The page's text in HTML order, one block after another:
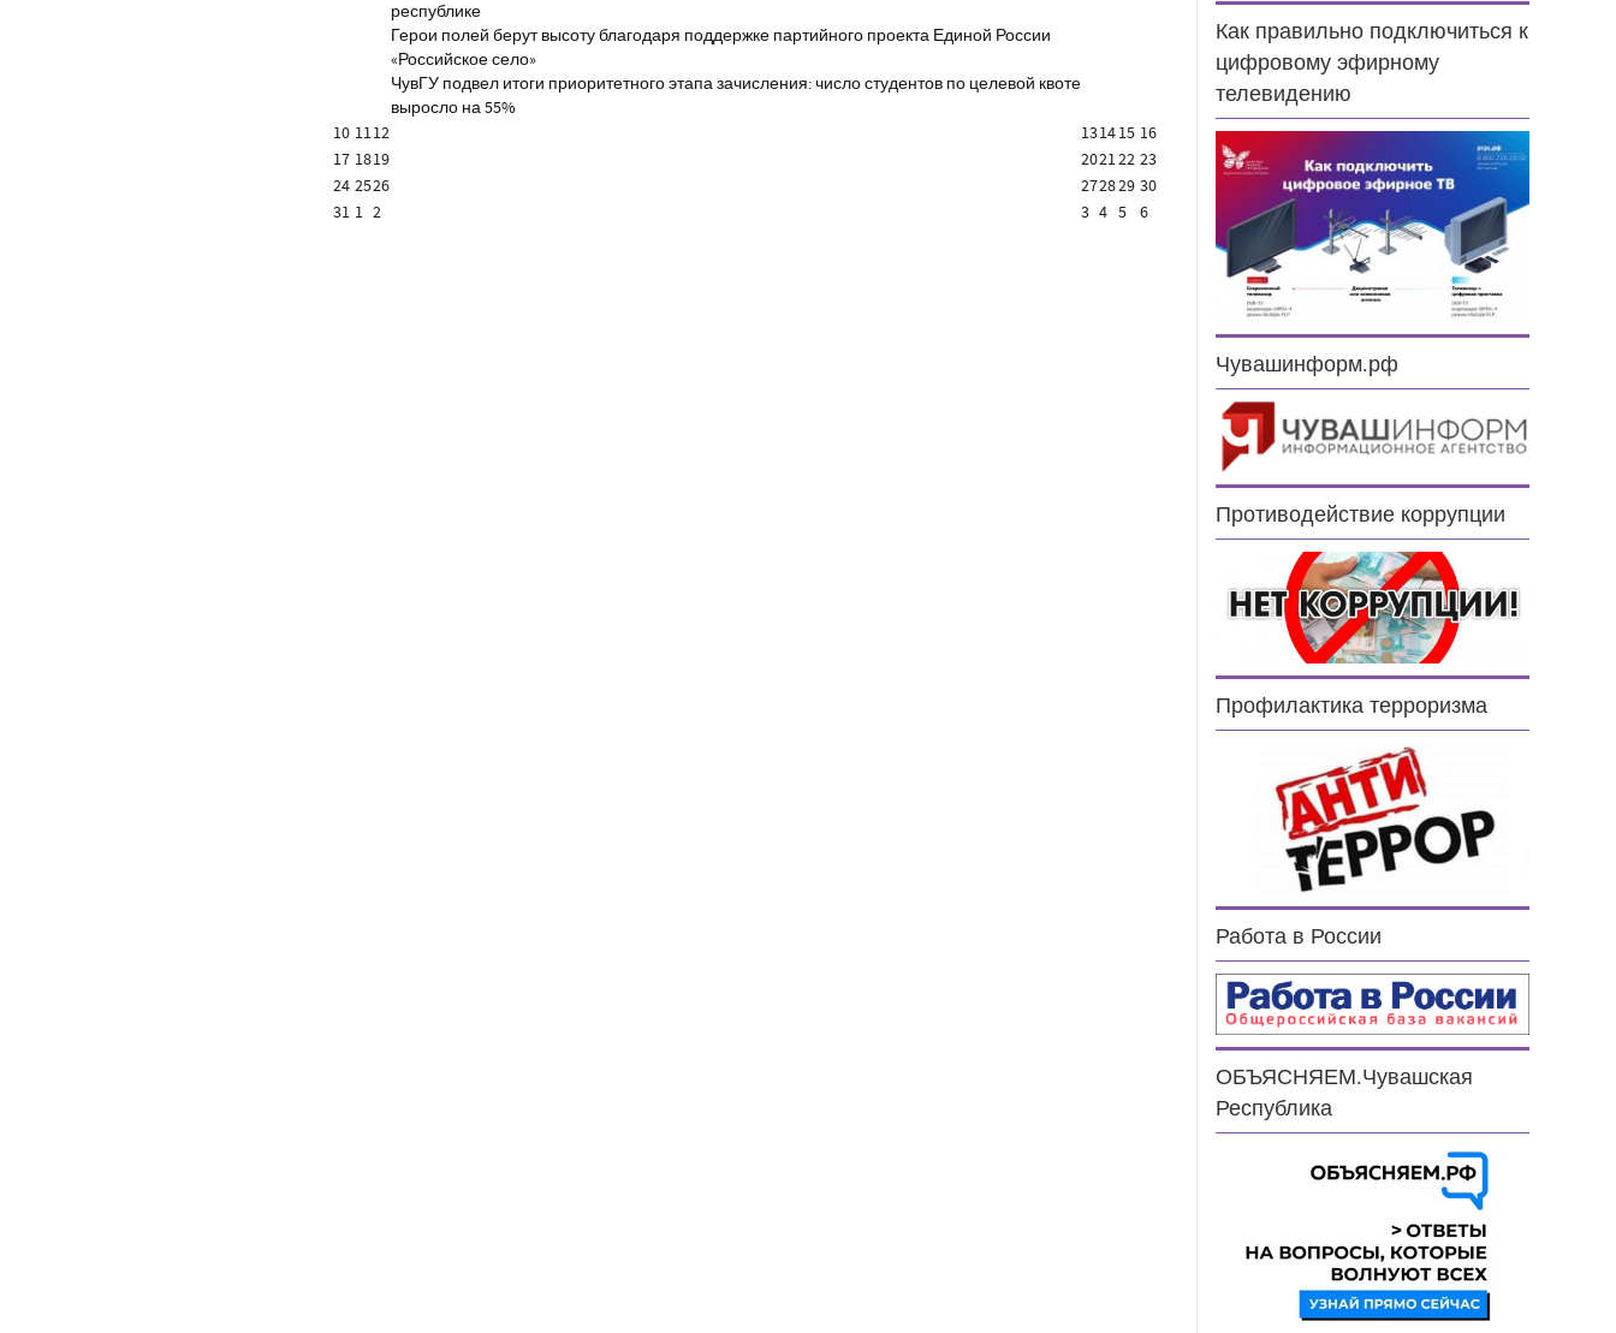
республике
Герои полей берут высоту благодаря поддержке партийного проекта Единой России
«Российское село»
ЧувГУ подвел итоги приоритетного этапа зачисления: число студентов по целевой квоте
выросло на 55%
10 1112 131415 16
17 1819 202122 23
24 2526 272829 30
31 1 2 3 4 5 6
Как правильно подключиться к
цифровому эфирному
телевидению
Чувашинформ.рф
Противодействие коррупции
Профилактика терроризма
Работа в России
ОБЪЯСНЯЕМ.Чувашская
Республика